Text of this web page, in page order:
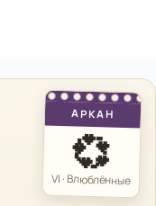
АРКАН
💞
VI · Влюблённые